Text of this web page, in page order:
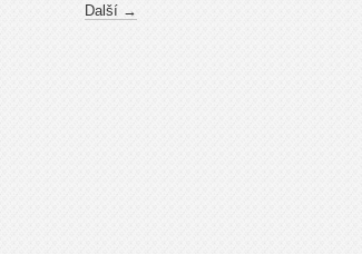
Další →